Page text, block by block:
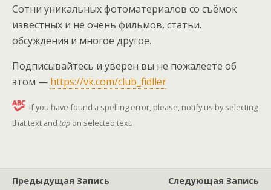
Сотни уникальных фотоматериалов со съёмок
известных и не очень фильмов, статьи.
обсуждения и многое другое.
Подписывайтесь и уверен вы не пожалеете об
этом — https://vk.com/club_fidller
If you have found a spelling error, please, notify us by selecting
that text and tap on selected text.
Предыдущая Запись
Следующая Запись